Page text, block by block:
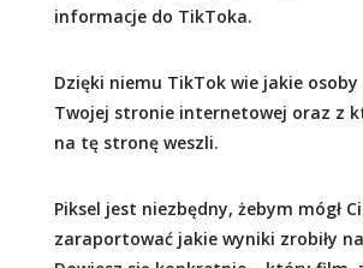
informacje do TikToka.
Dzięki niemu TikTok wie jakie osoby
Twojej stronie internetowej oraz z
na tę stronę weszli.
Piksel jest niezbędny, żebym mógł Ci
zaraportować jakie wyniki zrobiły